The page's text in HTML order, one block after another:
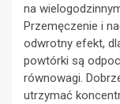
na
Przemęczenie i
odwrotny efekt,
powtórki są
równowagi.
utrzymać